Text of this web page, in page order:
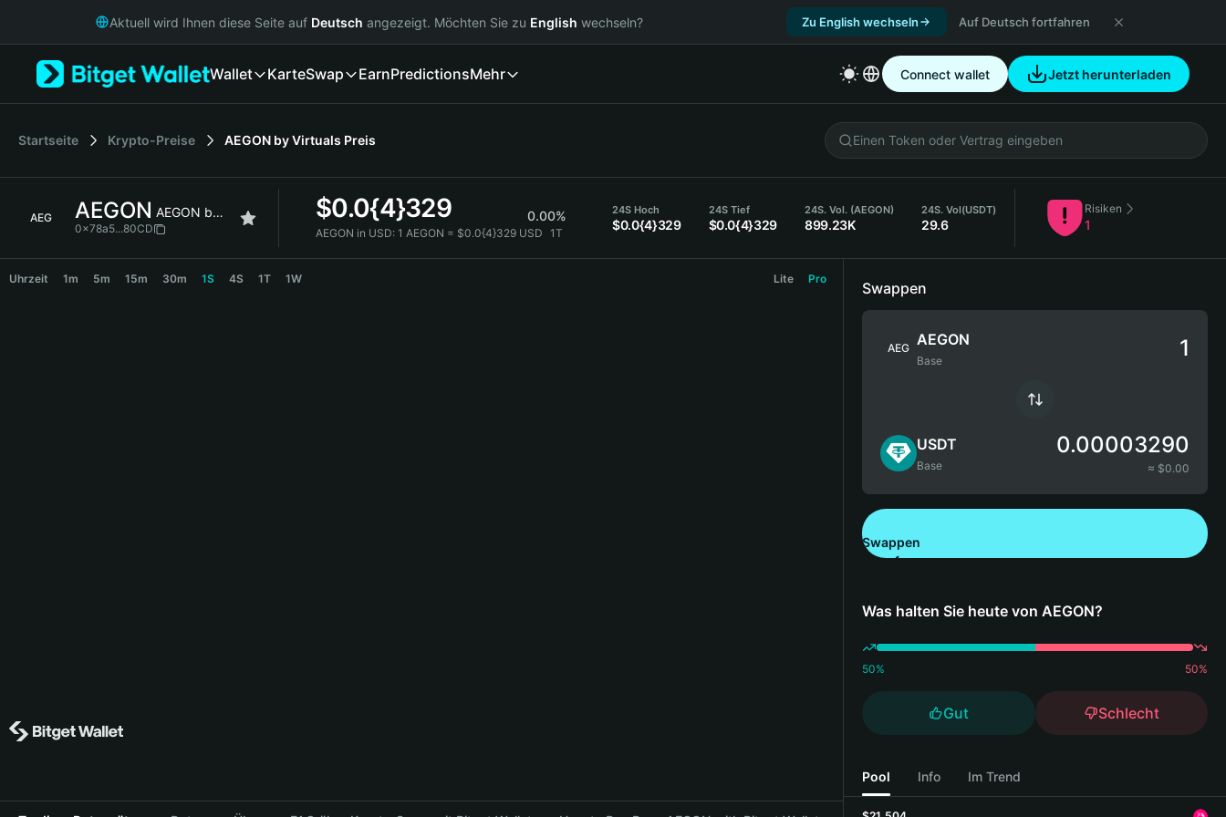
Русский
Italiano
Bahasa Indonesia
Aktuell wird Ihnen diese Seite auf Deutsch angezeigt. Möchten Sie zu English wechseln? Zu English wechseln Auf Deutsch fortfahren
Wallet KarteSwap EarnPredictionsMehr Connect wallet Jetzt herunterladen
Startseite Krypto-Preise AEGON by Virtuals Preis
AEG AEGON AEGON by Virtuals
0x78a5...80CD
$0.0{4}329 0.00%
AEGON in USD: 1 AEGON = $0.0{4}329 USD 1T
24S Hoch
$0.0{4}329
24S Tief
$0.0{4}329
24S. Vol. (AEGON)
899.23K
24S. Vol(USDT)
29.6
Risiken
1
Uhrzeit 1m 5m 15m 30m 1S 4S 1T 1W Lite Pro
Swappen
AEG AEGON
Base
USDT
Base
0.00003290
≈ $0.00
Swappen
Was halten Sie heute von AEGON?
50% 50%
Gut Schlecht
Pool Info Im Trend